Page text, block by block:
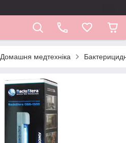
Домашня медтехніка